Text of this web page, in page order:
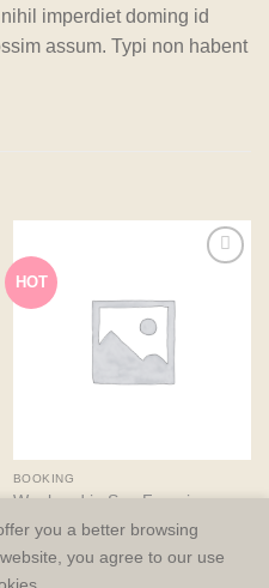
imperdiet doming id
assum. Typi non habent
HOT
BOOKING
Weekend in San Fransico
you a better browsing
you agree to our use